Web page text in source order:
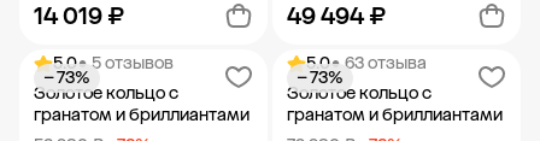
14 019 ₽
Добавить в корзину
49 494 ₽
Добавить в корзину
5.0• 5 отзывов
Золотое кольцо с
гранатом и бриллиантами
− 73%
5.0• 63 отзыва
Золотое кольцо с
гранатом и бриллиантами
− 73%